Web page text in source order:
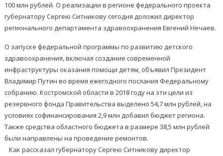
100 млн рублей. О реализации в регионе федерального проекта
губернатору Сергею Ситникову сегодня доложил директор
регионального департамента здравоохранения Евгений Нечаев.
О запуске федеральной программы по развитию детского
здравоохранения, включая создание современной
инфраструктуры оказания помощи детям, объявил Президент
Владимир Путин во время ежегодного послания Федеральному
собранию. Костромской области в 2018 году на эти цели из
резервного фонда Правительства выделено 54,7 млн рублей, на
условиях софинансирования 2,9 млн добавил бюджет региона.
Также средства областного бюджета в размере 38,5 млн рублей
были направлены на проведение ремонтов.
Как рассказал губернатору Сергею Ситникову директор